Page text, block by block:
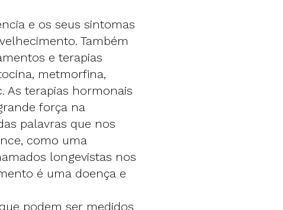
e os seus sintomas
Também
e terapias
metmorfina,
As terapias hormonais
força na
palavras que nos
como uma
longevistas nos
é uma doença e
podem ser medidos